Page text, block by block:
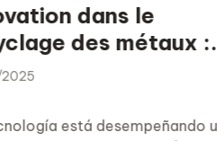
dans le
des métaux :
artificielle,
está desempeñando